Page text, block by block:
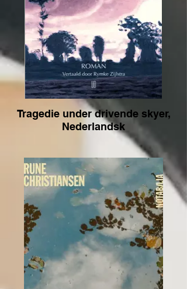
Tragedie under drivende skyer,
Nederlandsk